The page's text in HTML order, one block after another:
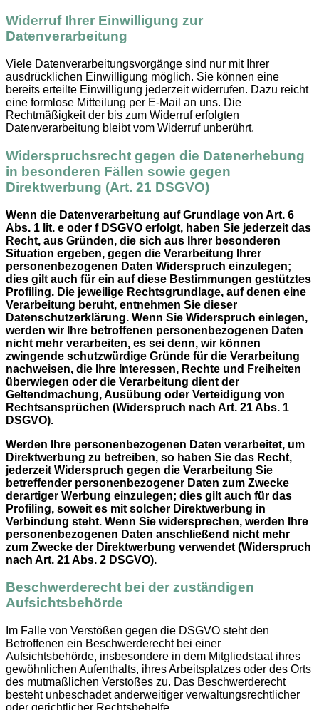
Widerruf Ihrer Einwilligung zur
Datenverarbeitung
Viele Datenverarbeitungsvorgänge sind nur mit Ihrer
ausdrücklichen Einwilligung möglich. Sie können eine
bereits erteilte Einwilligung jederzeit widerrufen. Dazu reicht
eine formlose Mitteilung per E-Mail an uns. Die
Rechtmäßigkeit der bis zum Widerruf erfolgten
Datenverarbeitung bleibt vom Widerruf unberührt.
Widerspruchsrecht gegen die Datenerhebung
in besonderen Fällen sowie gegen
Direktwerbung (Art. 21 DSGVO)
Wenn die Datenverarbeitung auf Grundlage von Art. 6
Abs. 1 lit. e oder f DSGVO erfolgt, haben Sie jederzeit das
Recht, aus Gründen, die sich aus Ihrer besonderen
Situation ergeben, gegen die Verarbeitung Ihrer
personenbezogenen Daten Widerspruch einzulegen;
dies gilt auch für ein auf diese Bestimmungen gestütztes
Profiling. Die jeweilige Rechtsgrundlage, auf denen eine
Verarbeitung beruht, entnehmen Sie dieser
Datenschutzerklärung. Wenn Sie Widerspruch einlegen,
werden wir Ihre betroffenen personenbezogenen Daten
nicht mehr verarbeiten, es sei denn, wir können
zwingende schutzwürdige Gründe für die Verarbeitung
nachweisen, die Ihre Interessen, Rechte und Freiheiten
überwiegen oder die Verarbeitung dient der
Geltendmachung, Ausübung oder Verteidigung von
Rechtsansprüchen (Widerspruch nach Art. 21 Abs. 1
DSGVO).
Werden Ihre personenbezogenen Daten verarbeitet, um
Direktwerbung zu betreiben, so haben Sie das Recht,
jederzeit Widerspruch gegen die Verarbeitung Sie
betreffender personenbezogener Daten zum Zwecke
derartiger Werbung einzulegen; dies gilt auch für das
Profiling, soweit es mit solcher Direktwerbung in
Verbindung steht. Wenn Sie widersprechen, werden Ihre
personenbezogenen Daten anschließend nicht mehr
zum Zwecke der Direktwerbung verwendet (Widerspruch
nach Art. 21 Abs. 2 DSGVO).
Beschwerderecht bei der zuständigen
Aufsichtsbehörde
Im Falle von Verstößen gegen die DSGVO steht den
Betroffenen ein Beschwerderecht bei einer
Aufsichtsbehörde, insbesondere in dem Mitgliedstaat ihres
gewöhnlichen Aufenthalts, ihres Arbeitsplatzes oder des Orts
des mutmaßlichen Verstoßes zu. Das Beschwerderecht
besteht unbeschadet anderweitiger verwaltungsrechtlicher
oder gerichtlicher Rechtsbehelfe.